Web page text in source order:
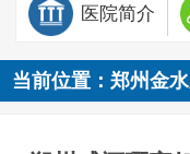
医院简介
当前位置：郑州金